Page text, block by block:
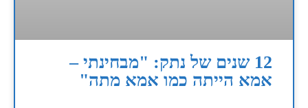
12 שנים של נתק: "מבחינתי –
אמא הייתה כמו אמא מתה"